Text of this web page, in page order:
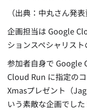
（出典：中丸さん発表
企画担当は Google
ションスペシャリスト
参加者自身で Google
Cloud Run に指定の
Xmasプレゼント（
いう素敵な企画でした